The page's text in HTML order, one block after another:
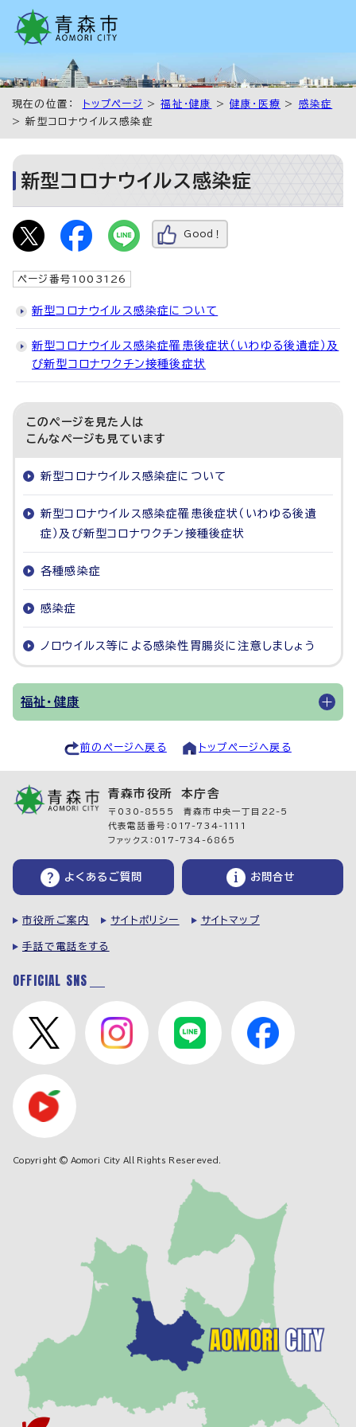
現在の位置： トップページ >福祉・健康 >健康・医療 > 感染症
> 新型コロナウイルス感染症
新型コロナウイルス感染症
Good！
ページ番号1003126
新型コロナウイルス感染症について
新型コロナウイルス感染症罹患後症状（いわゆる後遺症）及
び新型コロナワクチン接種後症状
このページを見た人は
こんなページも見ています
新型コロナウイルス感染症について
新型コロナウイルス感染症罹患後症状（いわゆる後遺
症）及び新型コロナワクチン接種後症状
各種感染症
感染症
ノロウイルス等による感染性胃腸炎に注意しましょう
福祉・健康
前のページへ戻る トップページへ戻る
青森市役所 本庁舎
〒030-8555 青森市中央一丁目22-5
代表電話番号：017-734-1111
ファックス：017-734-6865
よくあるご質問 お問合せ
市役所ご案内 サイトポリシー サイトマップ
手話で電話をする
OFFICIAL SNS
Copyright © Aomori City All Rights Resereved.